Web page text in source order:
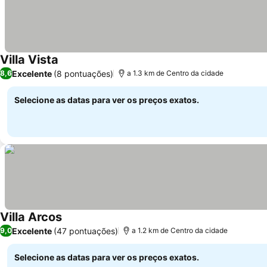
Villa Vista
8,6Excelente (8 pontuações) a 1.3 km de Centro da cidade
Selecione as datas para ver os preços exatos.
Villa Arcos
9,0Excelente (47 pontuações) a 1.2 km de Centro da cidade
Selecione as datas para ver os preços exatos.